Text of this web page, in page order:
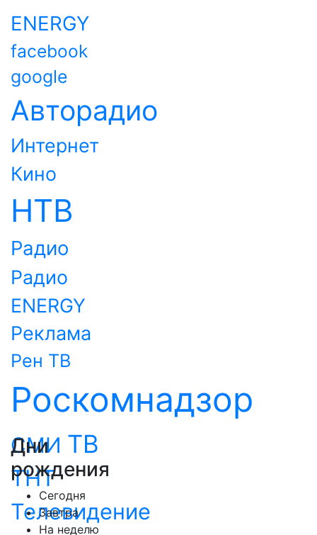
ENERGY
facebook
google
Авторадио
Интернет
Кино
НТВ
Радио
Радио
ENERGY
Реклама
Рен ТВ
Роскомнадзор
СМИ ТВ
ТНТ
Телевидение
Дни
рождения
Сегодня
Завтра
На неделю